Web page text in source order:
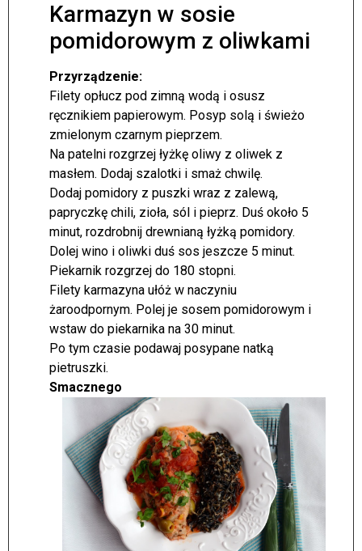
Karmazyn w sosie
pomidorowym z oliwkami
Przyrządzenie:
Filety opłucz pod zimną wodą i osusz
ręcznikiem papierowym. Posyp solą i świeżo
zmielonym czarnym pieprzem.
Na patelni rozgrzej łyżkę oliwy z oliwek z
masłem. Dodaj szalotki i smaż chwilę.
Dodaj pomidory z puszki wraz z zalewą,
papryczkę chili, zioła, sól i pieprz. Duś około 5
minut, rozdrobnij drewnianą łyżką pomidory.
Dolej wino i oliwki duś sos jeszcze 5 minut.
Piekarnik rozgrzej do 180 stopni.
Filety karmazyna ułóż w naczyniu
żaroodpornym. Polej je sosem pomidorowym i
wstaw do piekarnika na 30 minut.
Po tym czasie podawaj posypane natką
pietruszki.
Smacznego